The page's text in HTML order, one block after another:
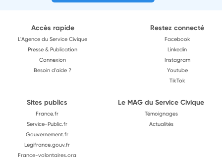
Accès rapide
L'Agence du Service Civique
Presse & Publication
Connexion
Besoin d'aide ?
Restez connecté
Facebook
Linkedin
Instagram
Youtube
TikTok
Sites publics
France.fr
Service-Public.fr
Gouvernement.fr
Legifrance.gouv.fr
France-volontaires.org
Le MAG du Service Civique
Témoignages
Actualités